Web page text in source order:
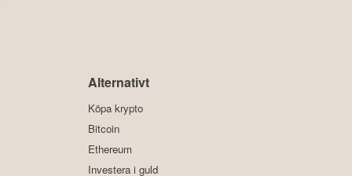
Alternativt
Köpa krypto
Bitcoin
Ethereum
Investera i guld